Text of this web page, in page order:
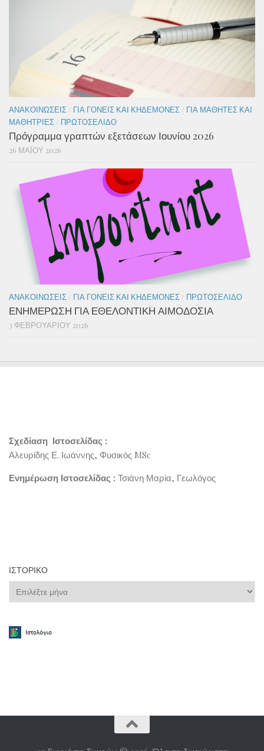
ΑΝΑΚΟΙΝΏΣΕΙΣ / ΓΙΑ ΓΟΝΕΊΣ ΚΑΙ ΚΗΔΕΜΌΝΕΣ / ΓΙΑ ΜΑΘΗΤΈΣ ΚΑΙ
ΜΑΘΉΤΡΙΕΣ / ΠΡΩΤΟΣΈΛΙΔΟ
Πρόγραμμα γραπτών εξετάσεων Ιουνίου 2026
26 ΜΑΪ́ΟΥ 2026
ΑΝΑΚΟΙΝΏΣΕΙΣ / ΓΙΑ ΓΟΝΕΊΣ ΚΑΙ ΚΗΔΕΜΌΝΕΣ / ΠΡΩΤΟΣΈΛΙΔΟ
ΕΝΗΜΕΡΩΣΗ ΓΙΑ ΕΘΕΛΟΝΤΙΚΗ ΑΙΜΟΔΟΣΙΑ
3 ΦΕΒΡΟΥΑΡΊΟΥ 2026
Σχεδίαση Ιστοσελίδας :
Αλευρίδης Ε. Ιωάννης, Φυσικός MSc
Ενημέρωση Ιστοσελίδας : Τσιάνη Μαρία, Γεωλόγος
ΙΣΤΟΡΙΚΌ
Ιστορικό